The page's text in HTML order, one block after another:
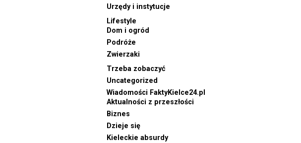
Urzędy i instytucje
Lifestyle
Dom i ogród
Podróże
Zwierzaki
Trzeba zobaczyć
Uncategorized
Wiadomości FaktyKielce24.pl
Aktualności z przeszłości
Biznes
Dzieje się
Kieleckie absurdy